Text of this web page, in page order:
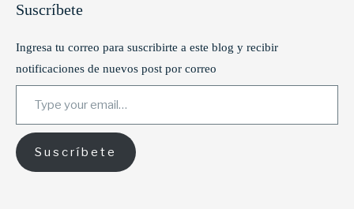
Suscríbete
Ingresa tu correo para suscribirte a este blog y recibir
notificaciones de nuevos post por correo
Type your email…
Suscríbete